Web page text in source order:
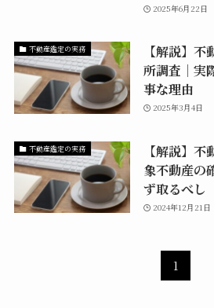
2025年6月22日
不動産鑑定の実務
【解説】
所調査│実
事な理由
2025年3月4日
不動産鑑定の実務
【解説】
象不動産の
ず取るべし
2024年12月21日
1